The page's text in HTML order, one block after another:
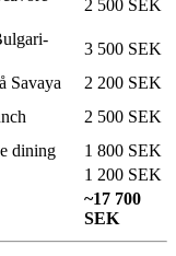
2 500 SEK
3 500 SEK
Savaya
2 200 SEK
2 500 SEK
dining
1 800 SEK
1 200 SEK
~17 700
SEK